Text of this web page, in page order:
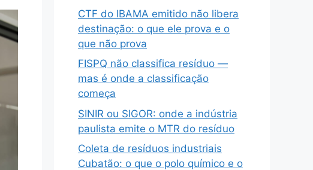
CTF do IBAMA emitido não libera
destinação: o que ele prova e o
que não prova
FISPQ não classifica resíduo —
mas é onde a classificação
começa
SINIR ou SIGOR: onde a indústria
paulista emite o MTR do resíduo
Coleta de resíduos industriais
Cubatão: o que o polo químico e o